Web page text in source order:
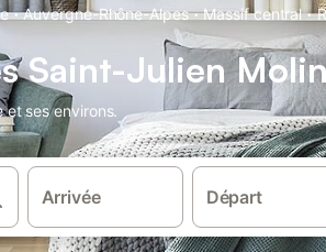
· Auvergne-Rhône-Alpes · Massif central ·
Saint-Julien
ses environs.
Arrivée Départ